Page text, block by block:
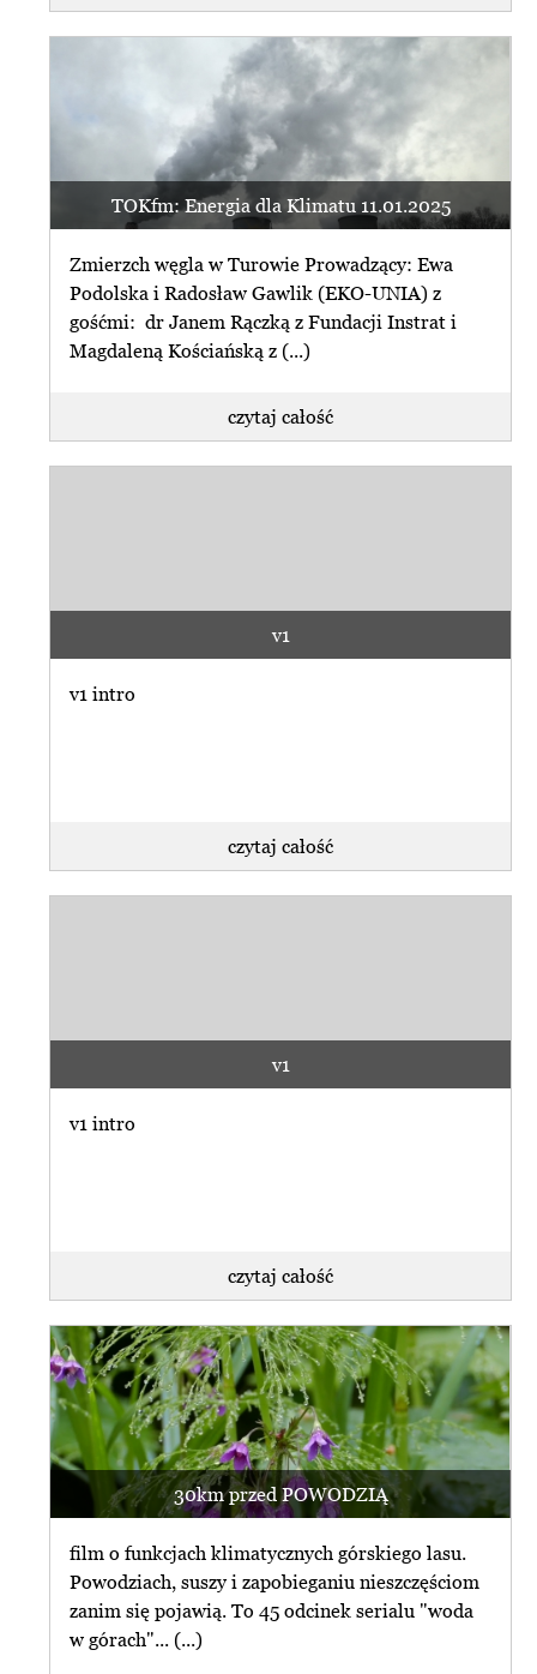
TOKfm: Energia dla Klimatu 11.01.2025
Zmierzch węgla w Turowie Prowadzący: Ewa
Podolska i Radosław Gawlik (EKO-UNIA) z
gośćmi: dr Janem Rączką z Fundacji Instrat i
Magdaleną Kościańską z (...)
czytaj całość
v1
v1 intro
czytaj całość
v1
v1 intro
czytaj całość
30km przed POWODZIĄ
film o funkcjach klimatycznych górskiego lasu.
Powodziach, suszy i zapobieganiu nieszczęściom
zanim się pojawią. To 45 odcinek serialu "woda
w górach"... (...)